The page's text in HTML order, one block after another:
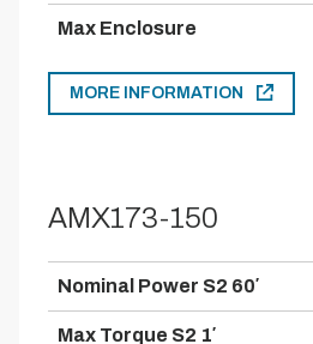
Max Enclosure
MORE INFORMATION
AMX173-150
Nominal Power S2 60′
Max Torque S2 1′